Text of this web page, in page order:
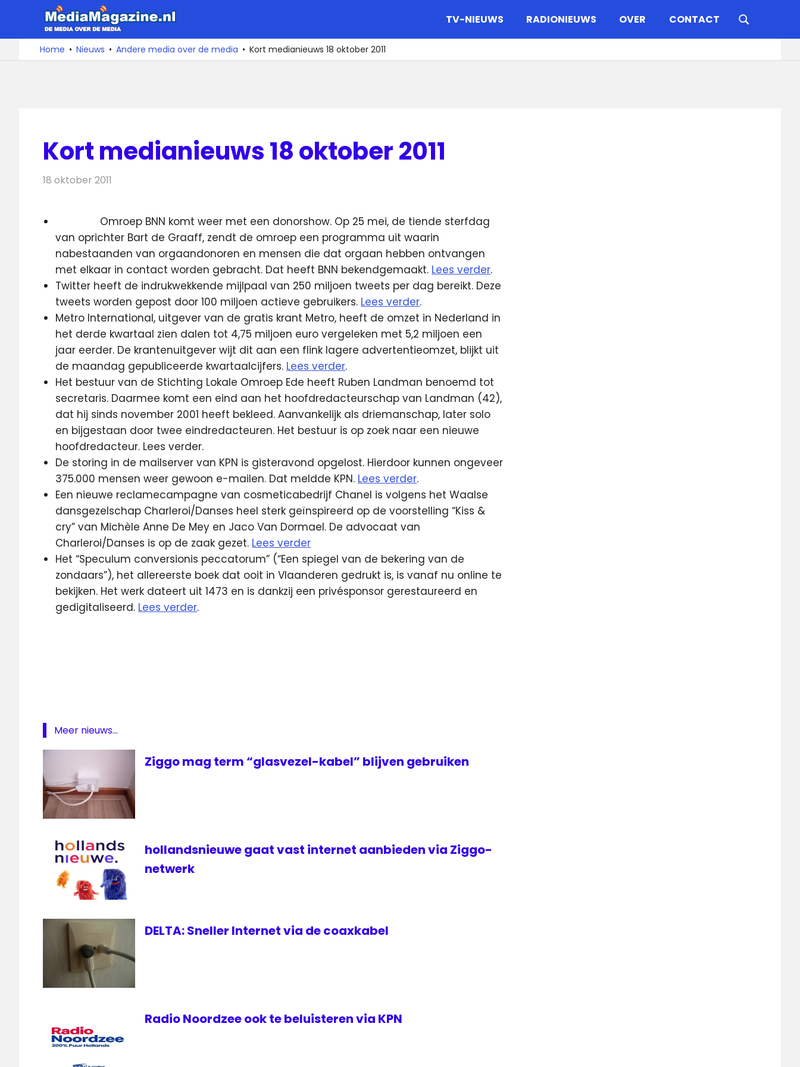
de
De
media
over
TV-NIEUWS RADIONIEUWS OVER CONTACT
Home Nieuws Andere media over de media Kort medianieuws 18 oktober 2011
Kort medianieuws 18 oktober 2011
18 oktober 2011
Omroep BNN komt weer met een donorshow. Op 25 mei, de tiende sterfdag
van oprichter Bart de Graaff, zendt de omroep een programma uit waarin
nabestaanden van orgaandonoren en mensen die dat orgaan hebben ontvangen
met elkaar in contact worden gebracht. Dat heeft BNN bekendgemaakt. Lees verder.
Twitter heeft de indrukwekkende mijlpaal van 250 miljoen tweets per dag bereikt. Deze
tweets worden gepost door 100 miljoen actieve gebruikers. Lees verder.
Metro International, uitgever van de gratis krant Metro, heeft de omzet in Nederland in
het derde kwartaal zien dalen tot 4,75 miljoen euro vergeleken met 5,2 miljoen een
jaar eerder. De krantenuitgever wijt dit aan een flink lagere advertentieomzet, blijkt uit
de maandag gepubliceerde kwartaalcijfers. Lees verder.
Het bestuur van de Stichting Lokale Omroep Ede heeft Ruben Landman benoemd tot
secretaris. Daarmee komt een eind aan het hoofdredacteurschap van Landman (42),
dat hij sinds november 2001 heeft bekleed. Aanvankelijk als driemanschap, later solo
en bijgestaan door twee eindredacteuren. Het bestuur is op zoek naar een nieuwe
hoofdredacteur. Lees verder.
De storing in de mailserver van KPN is gisteravond opgelost. Hierdoor kunnen ongeveer
375.000 mensen weer gewoon e-mailen. Dat meldde KPN. Lees verder.
Een nieuwe reclamecampagne van cosmeticabedrijf Chanel is volgens het Waalse
dansgezelschap Charleroi/Danses heel sterk geïnspireerd op de voorstelling “Kiss &
cry” van Michèle Anne De Mey en Jaco Van Dormael. De advocaat van
Charleroi/Danses is op de zaak gezet. Lees verder
Het “Speculum conversionis peccatorum” (“Een spiegel van de bekering van de
zondaars”), het allereerste boek dat ooit in Vlaanderen gedrukt is, is vanaf nu online te
bekijken. Het werk dateert uit 1473 en is dankzij een privésponsor gerestaureerd en
gedigitaliseerd. Lees verder.
Ede
email
KPN
lokale
omroep
storing
Twitter
Meer nieuws...
Ziggo mag term “glasvezel-kabel” blijven gebruiken
hollandsnieuwe gaat vast internet aanbieden via Ziggo-
netwerk
DELTA: Sneller Internet via de coaxkabel
Radio Noordzee ook te beluisteren via KPN